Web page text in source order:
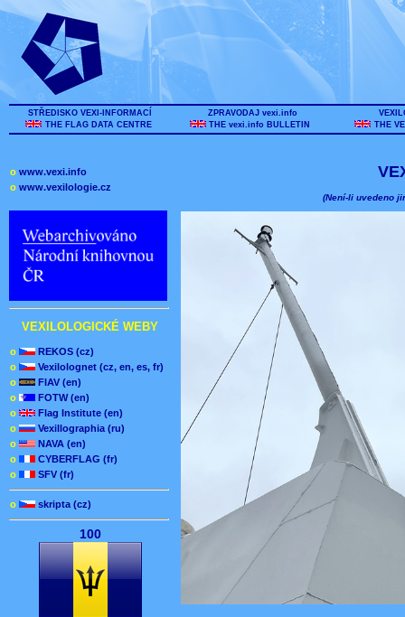
STŘEDISKO VEXI-INFORMACÍ
THE FLAG DATA CENTRE
ZPRAVODAJ vexi.info
THE vexi.info BULLETIN
THE
o www.vexi.info
o www.vexilologie.cz
VEXILOLOGICKÉ WEBY
o
REKOS (cz)
o
Vexilolognet (cz, en, es, fr)
o
FIAV (en)
o
FOTW (en)
o
Flag Institute (en)
o
Vexillographia (ru)
o
NAVA (en)
o
CYBERFLAG (fr)
o
SFV (fr)
o skripta (cz)
100
(Není-li uvedeno